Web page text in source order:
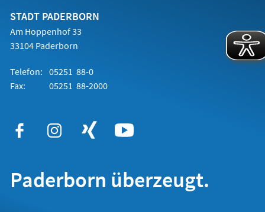
STADT PADERBORN
Am Hoppenhof 33
33104 Paderborn
Telefon: 05251 88-0
Fax:
05251 88-2000
Paderborn überzeugt.